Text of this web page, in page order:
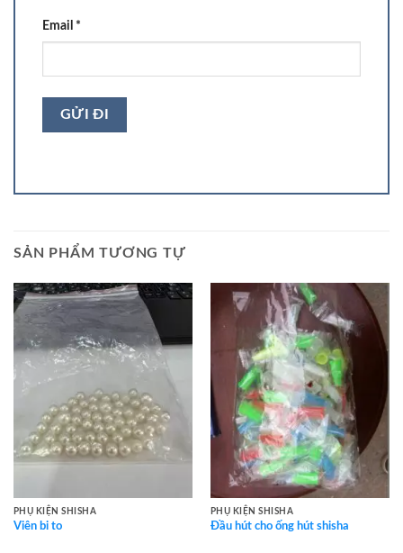
Email *
SẢN PHẨM TƯƠNG TỰ
PHỤ KIỆN SHISHA
Viên bi to
PHỤ KIỆN SHISHA
Đầu hút cho ống hút shisha